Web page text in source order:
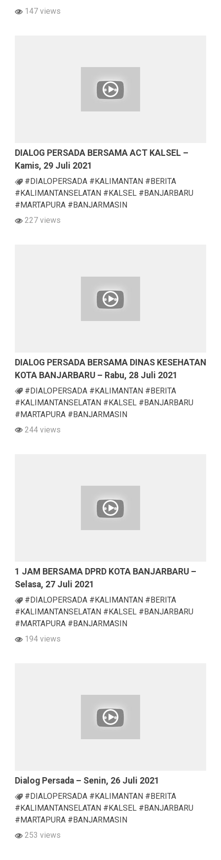
147 views
DIALOG PERSADA BERSAMA ACT KALSEL –
Kamis, 29 Juli 2021
#DIALOPERSADA #KALIMANTAN #BERITA
#KALIMANTANSELATAN #KALSEL #BANJARBARU
#MARTAPURA #BANJARMASIN
227 views
DIALOG PERSADA BERSAMA DINAS KESEHATAN
KOTA BANJARBARU – Rabu, 28 Juli 2021
#DIALOPERSADA #KALIMANTAN #BERITA
#KALIMANTANSELATAN #KALSEL #BANJARBARU
#MARTAPURA #BANJARMASIN
244 views
1 JAM BERSAMA DPRD KOTA BANJARBARU –
Selasa, 27 Juli 2021
#DIALOPERSADA #KALIMANTAN #BERITA
#KALIMANTANSELATAN #KALSEL #BANJARBARU
#MARTAPURA #BANJARMASIN
194 views
Dialog Persada – Senin, 26 Juli 2021
#DIALOPERSADA #KALIMANTAN #BERITA
#KALIMANTANSELATAN #KALSEL #BANJARBARU
#MARTAPURA #BANJARMASIN
253 views